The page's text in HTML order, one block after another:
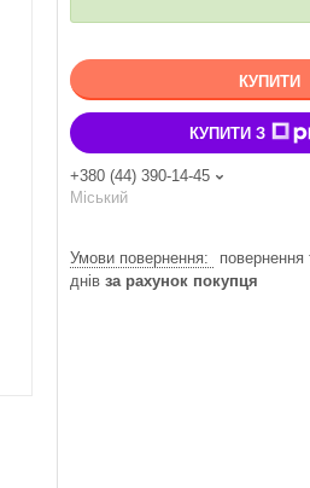
КУПИТИ
КУПИТИ З
+380 (44) 390-14-45
Міський
повернення
днів за рахунок покупця